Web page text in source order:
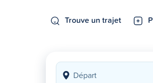
Trouve un trajet